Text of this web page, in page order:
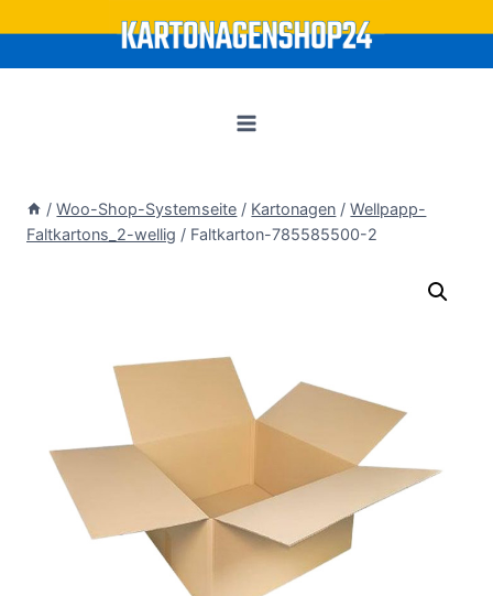
springen
/ Woo-Shop-Systemseite / Kartonagen / Wellpapp-
Faltkartons_2-wellig / Faltkarton-785585500-2